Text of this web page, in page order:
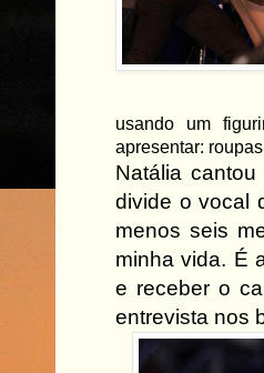
usando um
apresentar:
Natália
divide o vocal
menos seis
minha vida. É
e receber o
entrevista nos